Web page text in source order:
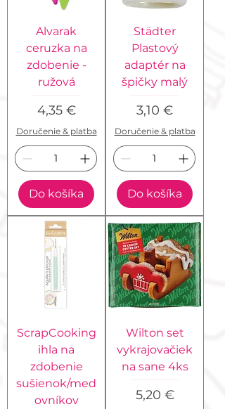
Alvarak
ceruzka na
zdobenie -
ružová
Cena
4,35 €
Doručenie & platba
Do košíka
Städter
Plastový
adaptér na
špičky malý
Cena
3,10 €
Doručenie & platba
Do košíka
ScrapCooking
ihla na
zdobenie
sušienok/med
ovníkov
Wilton set
vykrajovačiek
na sane 4ks
Cena
5,20 €